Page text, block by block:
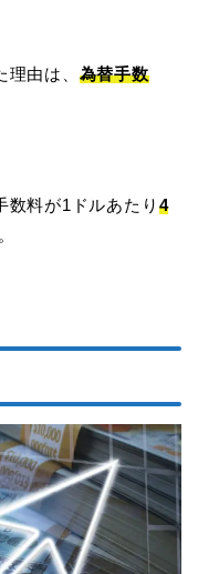
由は、 為替手数
数料が1ドルあたり 4